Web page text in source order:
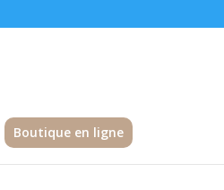
Boutique en ligne